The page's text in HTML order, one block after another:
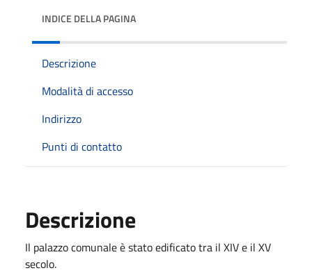
INDICE DELLA PAGINA
Descrizione
Modalità di accesso
Indirizzo
Punti di contatto
Descrizione
Il palazzo comunale è stato edificato tra il XIV e il XV
secolo.